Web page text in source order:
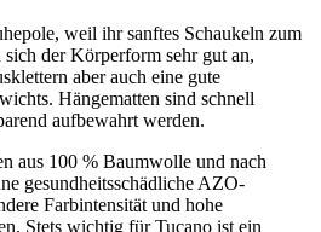
weil ihr sanftes Schaukeln zum
sich der Körperform sehr gut an,
aber auch eine gute
Hängematten sind schnell
aufbewahrt werden.
aus 100 % Baumwolle und nach
gesundheitsschädliche AZO-
Farbintensität und hohe
Stets wichtig für Tucano ist ein